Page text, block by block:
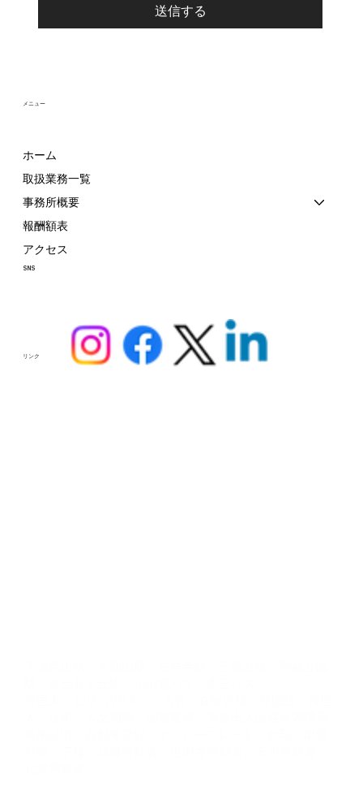
ホーム
取扱業務一覧
事務所概要
報酬額表
アクセス
メニュー
SNS
​リンク
送信する